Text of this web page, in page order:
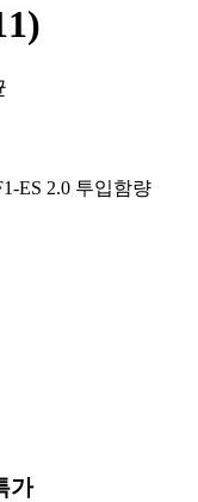
ES 2.0 투입함량
가